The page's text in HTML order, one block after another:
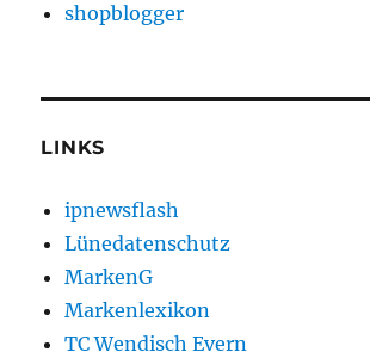
shopblogger
LINKS
ipnewsflash
Lünedatenschutz
MarkenG
Markenlexikon
TC Wendisch Evern